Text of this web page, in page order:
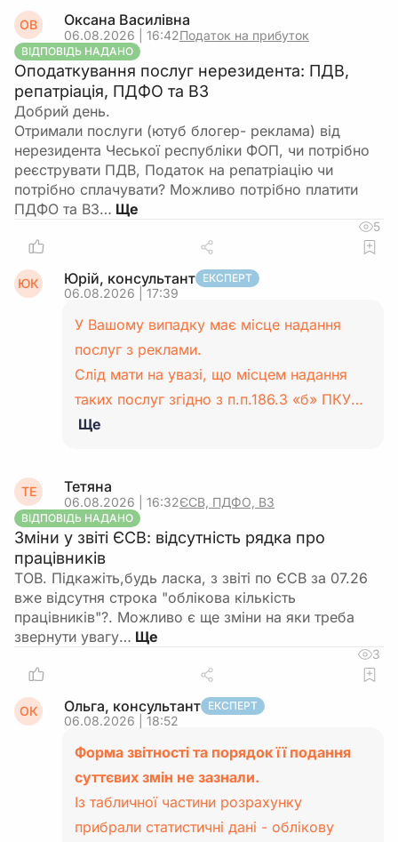
ОВ Оксана Василівна
06.08.2026 | 16:42Податок на прибуток
ВІДПОВІДЬ НАДАНО
Оподаткування послуг нерезидента: ПДВ,
репатріація, ПДФО та ВЗ
Добрий день.
Отримали послуги (ютуб блогер- реклама) від
нерезидента Чеської республіки ФОП, чи потрібно
реєструвати ПДВ, Податок на репатріацію чи
потрібно сплачувати? Можливо потрібно платити
ПДФО та ВЗ…
5
ЮК Юрій, консультант ЕКСПЕРТ
06.08.2026 | 17:39
У Вашому випадку має місце надання
послуг з реклами.
Слід мати на увазі, що місцем надання
таких послуг згідно з п.п.186.3 «б» ПКУ…
Ще
ТЕ Тетяна
06.08.2026 | 16:32ЄСВ, ПДФО, ВЗ
ВІДПОВІДЬ НАДАНО
Зміни у звіті ЄСВ: відсутність рядка про
працівників
ТОВ. Підкажіть,будь ласка, з звіті по ЄСВ за 07.26
вже відсутня строка "облікова кількість
працівників"?. Можливо є ще зміни на яки треба
звернути увагу…
3
ОК Ольга, консультант ЕКСПЕРТ
06.08.2026 | 18:52
Форма звітності та порядок її подання
суттєвих змін не зазнали.
Із табличної частини розрахунку
прибрали статистичні дані - облікову